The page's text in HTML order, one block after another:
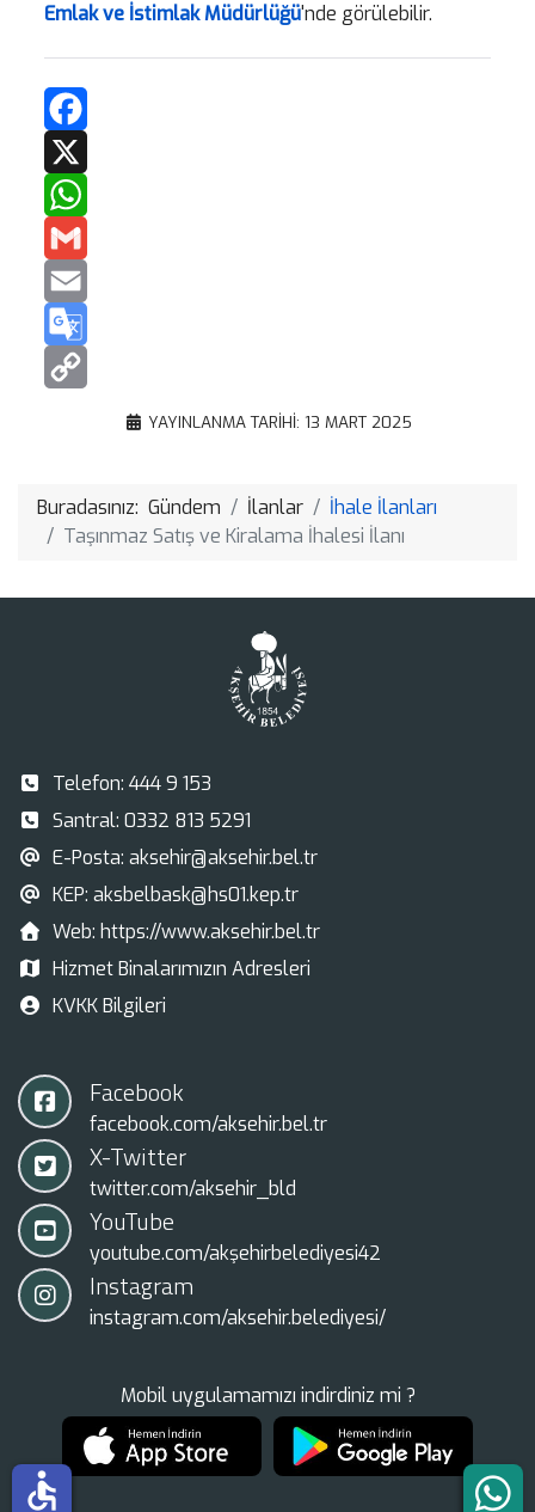
Emlak ve İstimlak Müdürlüğü'nde görülebilir.
Translate
Copy
YAYINLANMA TARIHI: 13 MART 2025
Buradasınız: Gündem İlanlar
İhale İlanları
Taşınmaz Satış ve Kiralama İhalesi İlanı
Telefon: 444 9 153
Santral: 0332 813 5291
E-Posta: aksehir@aksehir.bel.tr
KEP: aksbelbask@hs01.kep.tr
Web: https://www.aksehir.bel.tr
Hizmet Binalarımızın Adresleri
KVKK Bilgileri
Facebook
facebook.com/aksehir.bel.tr
X-Twitter
twitter.com/aksehir_bld
YouTube
youtube.com/akşehirbelediyesi42
Instagram
instagram.com/aksehir.belediyesi/
Mobil uygulamamızı indirdiniz mi ?
accessible